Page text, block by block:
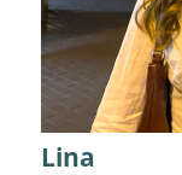
Lina